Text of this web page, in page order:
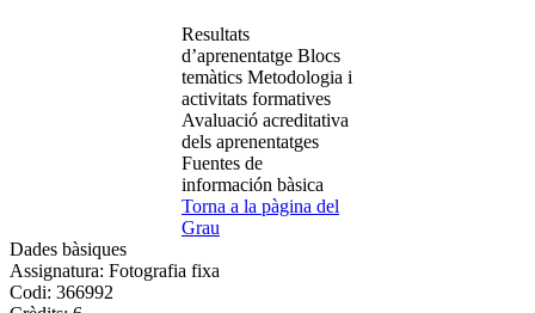
Resultats
d’aprenentatge Blocs
temàtics Metodologia i
activitats formatives
Avaluació acreditativa
dels aprenentatges
Fuentes de
información bàsica
Torna a la pàgina del
Grau
Dades bàsiques
Assignatura: Fotografia fixa
Codi: 366992